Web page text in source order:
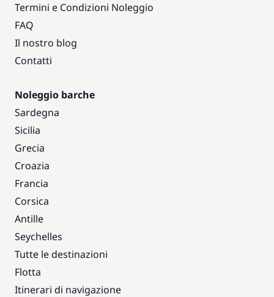
Termini e Condizioni Noleggio
FAQ
Il nostro blog
Contatti
Noleggio barche
Sardegna
Sicilia
Grecia
Croazia
Francia
Corsica
Antille
Seychelles
Tutte le destinazioni
Flotta
Itinerari di navigazione